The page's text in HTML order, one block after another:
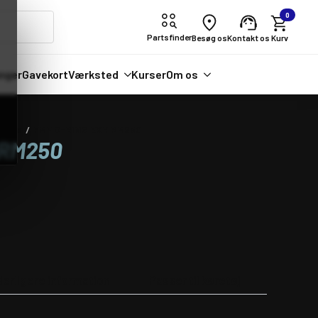
PartsfinderBesøg osKontakt os
0
GavekortVærksted KurserOm os